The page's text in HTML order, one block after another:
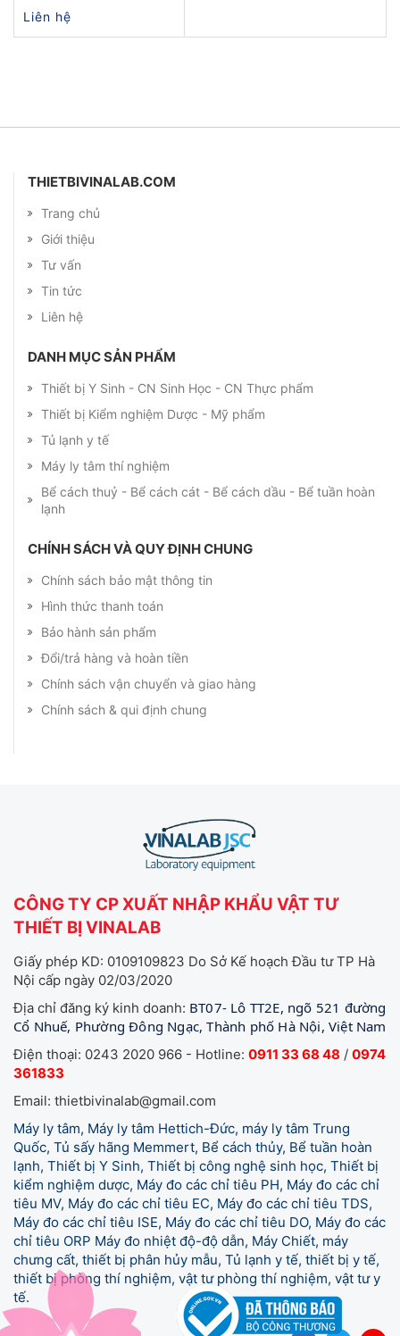
Liên hệ
THIETBIVINALAB.COM
Trang chủ
Giới thiệu
Tư vấn
Tin tức
Liên hệ
DANH MỤC SẢN PHẨM
Thiết bị Y Sinh - CN Sinh Học - CN Thực phẩm
Thiết bị Kiểm nghiệm Dược - Mỹ phẩm
Tủ lạnh y tế
Máy ly tâm thí nghiệm
Bể cách thuỷ - Bể cách cát - Bể cách dầu - Bể tuần hoàn
lạnh
CHÍNH SÁCH VÀ QUY ĐỊNH CHUNG
Chính sách bảo mật thông tin
Hình thức thanh toán
Bảo hành sản phẩm
Đổi/trả hàng và hoàn tiền
Chính sách vận chuyển và giao hàng
Chính sách & qui định chung
CÔNG TY CP XUẤT NHẬP KHẨU VẬT TƯ
THIẾT BỊ VINALAB
Giấy phép KD: 0109109823 Do Sở Kế hoạch Đầu tư TP Hà
Nội cấp ngày 02/03/2020
Địa chỉ đăng ký kinh doanh: BT07- Lô TT2E, ngõ 521 đường
Cổ Nhuế, Phường Đông Ngạc, Thành phố Hà Nội, Việt Nam
Điện thoại: 0243 2020 966 - Hotline: 0911 33 68 48 / 0974
361833
Email: thietbivinalab@gmail.com
Máy ly tâm, Máy ly tâm Hettich-Đức, máy ly tâm Trung
Quốc, Tủ sấy hãng Memmert, Bể cách thủy, Bể tuần hoàn
lạnh, Thiết bị Y Sinh, Thiết bị công nghệ sinh học, Thiết bị
kiểm nghiệm dược, Máy đo các chỉ tiêu PH, Máy đo các chỉ
tiêu MV, Máy đo các chỉ tiêu EC, Máy đo các chỉ tiêu TDS,
Máy đo các chỉ tiêu ISE, Máy đo các chỉ tiêu DO, Máy đo các
chỉ tiêu ORP Máy đo nhiệt độ-độ dẫn, Máy Chiết, máy
chưng cất, thiết bị phân hủy mẫu, Tủ lạnh y tế, thiết bị y tế,
thiết bị phòng thí nghiệm, vật tư phòng thí nghiệm, vật tư y
tế.